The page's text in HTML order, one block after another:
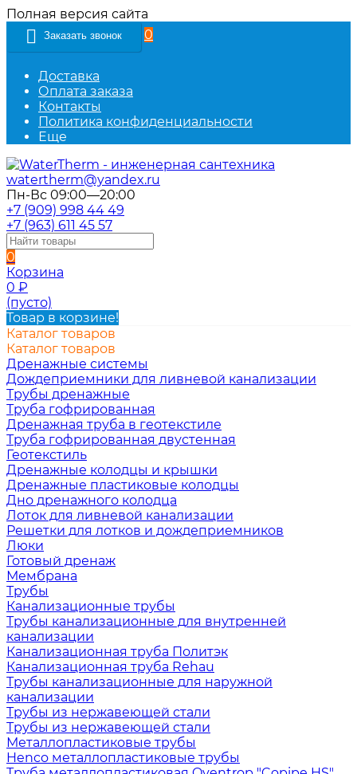
Полная версия сайта
Заказать звонок 0
Доставка
Оплата заказа
Контакты
Политика конфиденциальности
Еще
watertherm@yandex.ru
Пн-Вс 09:00—20:00
+7 (909) 998 44 49
+7 (963) 611 45 57
0
Корзина
0 ₽
(пусто)
Товар в корзине!
Каталог товаров
Каталог товаров
Дренажные системы
Дождеприемники для ливневой канализации
Трубы дренажные
Труба гофрированная
Дренажная труба в геотекстиле
Труба гофрированная двустенная
Геотекстиль
Дренажные колодцы и крышки
Дренажные пластиковые колодцы
Дно дренажного колодца
Лоток для ливневой канализации
Решетки для лотков и дождеприемников
Люки
Готовый дренаж
Мембрана
Трубы
Канализационные трубы
Трубы канализационные для внутренней
канализации
Канализационная труба Политэк
Канализационная труба Rehau
Трубы канализационные для наружной
канализации
Трубы из нержавеющей стали
Трубы из нержавеющей стали
Металлопластиковые трубы
Henco металлопластиковые трубы